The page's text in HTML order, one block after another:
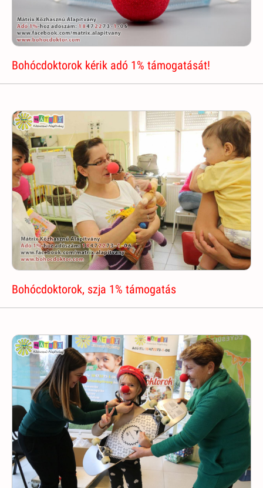
Bohócdoktorok kérik adó 1% támogatását!
Bohócdoktorok, szja 1% támogatás